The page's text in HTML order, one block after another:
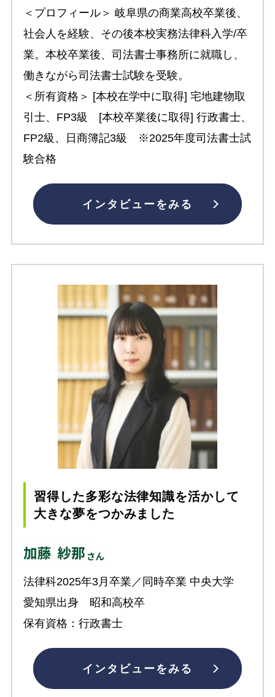
＜プロフィール＞ 岐阜県の商業高校卒業後、
社会人を経験、その後本校実務法律科入学/卒
業。本校卒業後、司法書士事務所に就職し、
働きながら司法書士試験を受験。
＜所有資格＞ [本校在学中に取得] 宅地建物取
引士、FP3級 [本校卒業後に取得] 行政書士、
FP2級、日商簿記3級 ※2025年度司法書士試
験合格
インタビューをみる
習得した多彩な法律知識を活かして
大きな夢をつかみました
法律科2025年3月卒業／同時卒業 中央大学
愛知県出身 昭和高校卒
保有資格：行政書士
インタビューをみる